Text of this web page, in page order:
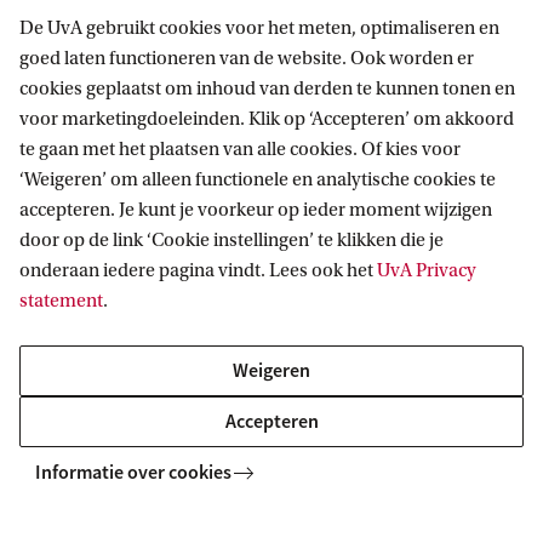
Anton Pannekoek Instituut voor
Sterrenkunde
Volg ons op sociale media
Direct naar
Nieuws en agenda
Vacatures
De UvA gebruikt cookies voor het meten, optimaliseren en
goed laten functioneren van de website. Ook worden er
cookies geplaatst om inhoud van derden te kunnen tonen en
voor marketingdoeleinden. Klik op ‘Accepteren’ om akkoord
te gaan met het plaatsen van alle cookies. Of kies voor
‘Weigeren’ om alleen functionele en analytische cookies te
accepteren. Je kunt je voorkeur op ieder moment wijzigen
door op de link ‘Cookie instellingen’ te klikken die je
onderaan iedere pagina vindt. Lees ook hetUvA Privacy
statement.
Weigeren
Accepteren
Informatie over cookies